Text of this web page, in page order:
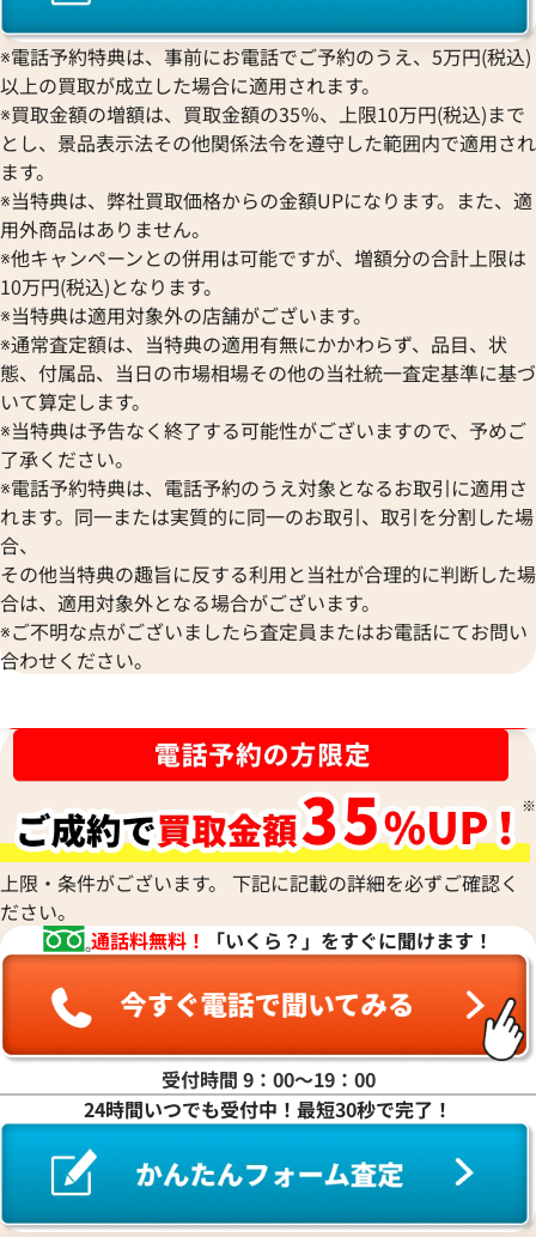
ルイ・ヴィトン モノグラムデニム ネオカ
ビィMM ハンドバッグ M95351
参考買取価格
72,000円
2025年8月17日時点
ルイ・ヴィトン
マBB ハンドバッ
67,000円
2026年6月17日時
ルイ・ヴィトン モノブラムアンプラント
マレ ハンドバッグ M41044
参考買取価格
2025年8月17日時点
ルイ・ヴィトン
ィーヌGM ハンド
参考買取価格
2026年6月17日時
※電話予約特典は、事前にお電話でご予約のうえ、5万円(税込)
以上の買取が成立した場合に適用されます。
※買取金額の増額は、買取金額の35％、上限10万円(税込)まで
とし、景品表示法その他関係法令を遵守した範囲内で適用され
ます。
※当特典は、弊社買取価格からの金額UPになります。また、適
用外商品はありません。
※他キャンペーンとの併用は可能ですが、増額分の合計上限は
10万円(税込)となります。
※当特典は適用対象外の店舗がございます。
※通常査定額は、当特典の適用有無にかかわらず、品目、状
態、付属品、当日の市場相場その他の当社統一査定基準に基づ
いて算定します。
※当特典は予告なく終了する可能性がございますので、予めご
了承ください。
※電話予約特典は、電話予約のうえ対象となるお取引に適用さ
れます。同一または実質的に同一のお取引、取引を分割した場
合、
その他当特典の趣旨に反する利用と当社が合理的に判断した場
合は、適用対象外となる場合がございます。
※ご不明な点がございましたら査定員またはお電話にてお問い
合わせください。
上限・条件がございます。 下記に記載の詳細を必ずご確認く
ださい。
通話料無料！
「いくら？」をすぐに聞けます！
受付時間 9：00〜19：00
24時間いつでも受付中！最短30秒で完了！